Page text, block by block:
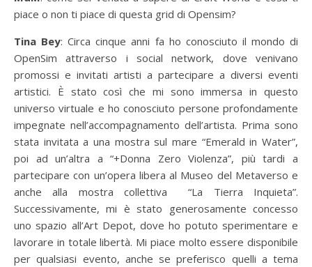
piace o non ti piace di questa grid di Opensim?
Tina Bey: Circa cinque anni fa ho conosciuto il mondo di
OpenSim attraverso i social network, dove venivano
promossi e invitati artisti a partecipare a diversi eventi
artistici. È stato così che mi sono immersa in questo
universo virtuale e ho conosciuto persone profondamente
impegnate nell’accompagnamento dell’artista. Prima sono
stata invitata a una mostra sul mare “Emerald in Water”,
poi ad un’altra a “+Donna Zero Violenza”, più tardi a
partecipare con un’opera libera al Museo del Metaverso e
anche alla mostra collettiva “La Tierra Inquieta”.
Successivamente, mi è stato generosamente concesso
uno spazio all’Art Depot, dove ho potuto sperimentare e
lavorare in totale libertà. Mi piace molto essere disponibile
per qualsiasi evento, anche se preferisco quelli a tema